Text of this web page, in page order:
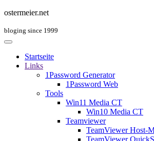
ostermeier.net
bloging since 1999
Startseite
Links
1Password Generator
1Password Web
Tools
Win11 Media CT
Win10 Media CT
Teamviewer
TeamViewer Host-
TeamViewer